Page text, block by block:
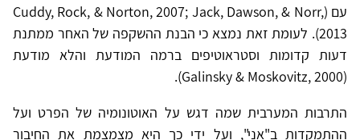
עם (Cuddy, Rock, & Norton, 2007; Jack, Dawson, & Norr,
2013). לעומת זאת נמצא כי הבנת ההשקפה של האחר ממתנת
דעות קדומות וסטראוטיפים ברמה המודעת והלא מודעת
(Galinsky & Moskovitz, 2000).
התרבות המערבית שמה דגש על האוטונומיה של הפרט ועל
ההתמקדות ב"אני", ועל ידי כך היא מצמצמת את החיבור